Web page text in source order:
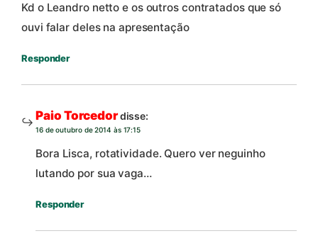
Kd o Leandro netto e os outros contratados que só
ouvi falar deles na apresentação
Responder
Paio Torcedordisse:
16 de outubro de 2014 às 17:15
Bora Lisca, rotatividade. Quero ver neguinho
lutando por sua vaga…
Responder